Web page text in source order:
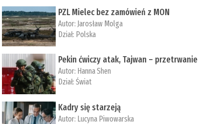
PZL Mielec bez zamówień z MON
Autor: Jarosław Molga
Dział: Polska
Pekin ćwiczy atak, Tajwan – przetrwanie
Autor: ­Hanna Shen
Dział:Świat
Kadry się starzeją
Autor: Lucyna Piwowarska